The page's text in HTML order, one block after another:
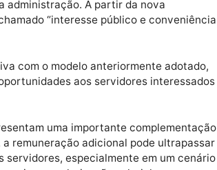
Portaria nº 2375, de 25 de maio de
das missões operacionais
extingue a lista de missão e a
pela administração. A partir da
com o modelo